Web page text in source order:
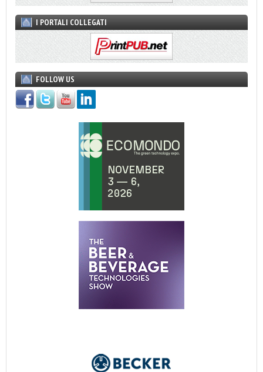
I PORTALI COLLEGATI
FOLLOW US